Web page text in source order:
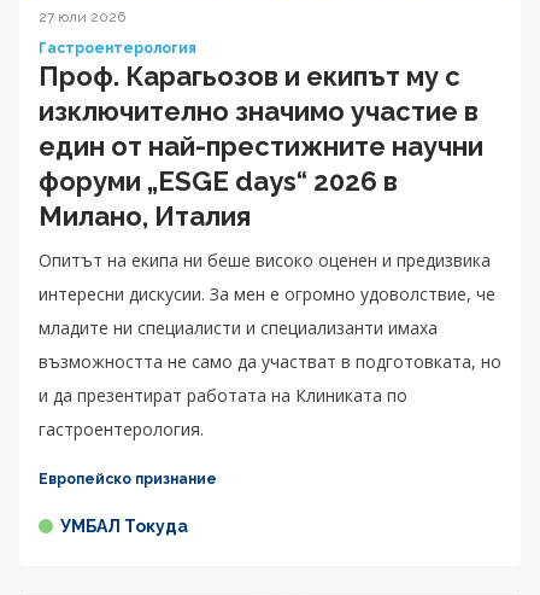
27 юли 2026
Гастроентерология
Проф. Карагьозов и екипът му с
изключително значимо участие в
един от най-престижните научни
форуми „ESGE days“ 2026 в
Милано, Италия
Опитът на екипа ни беше високо оценен и предизвика
интересни дискусии. За мен е огромно удоволствие, че
младите ни специалисти и специализанти имаха
възможността не само да участват в подготовката, но
и да презентират работата на Клиниката по
гастроентерология.
Европейско признание
УМБАЛ Токуда